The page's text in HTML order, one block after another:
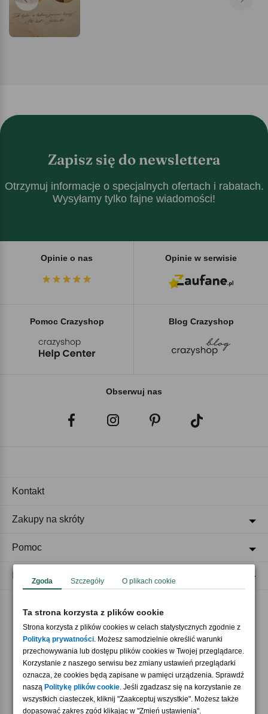
Zapisz się do newslettera
Otrzymuj informacje o specjalnych ofertach i rabatach.
Wysyłamy tylko fajne wiadomości!
Opinie o nas Opinie w serwisie
Pomoc Crazyshop Blog Crazyshop
Obserwuj nas
Akceptujemy płatności
Nasi partnerzy
Kontakt
Zakupy na skróty
Pomoc
Zgoda Szczegóły O plikach cookie
Ta strona korzysta z plików cookie
Strona korzysta z plików cookies w celach statystycznych zgodnie z
Polityką prywatności. Możesz samodzielnie określić warunki
przechowywania lub dostępu plików cookies w Twojej przeglądarce.
Korzystanie z naszego serwisu bez zmiany ustawień przeglądarki
oznacza, że cookies będą zapisane w pamięci urządzenia. Sprawdź
naszą Politykę plików cookie. Jeśli zgadzasz się na korzystanie ze
wszystkich ciasteczek, kliknij "Zaakceptuj wszystkie". Możesz także
dopasować zakres zgód klikając w "Zmień ustawienia".